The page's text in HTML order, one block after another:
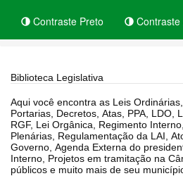
Contraste Preto Contraste
Biblioteca Legislativa
Aqui você encontra as Leis Ordinárias, Leis
Portarias, Decretos, Atas, PPA, LDO, LOA,
RGF, Lei Orgânica, Regimento
Plenárias, Regulamentação da LAI,
Governo, Agenda Externa do presidente, Relatório do Controle
Interno, Projetos em tramitação na Câmara, Controle dos bens
públicos e muito mais de seu